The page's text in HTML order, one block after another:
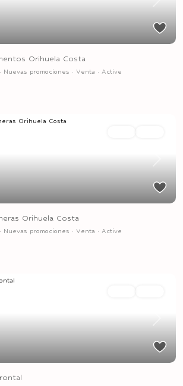
Orihuela Costa
· Nuevas promociones · Venta · Active
Orihuela Costa
· Nuevas promociones · Venta · Active